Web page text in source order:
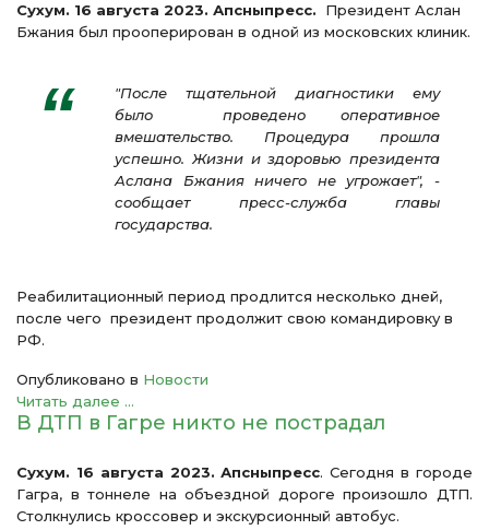
Сухум. 16 августа 2023. Апсныпресс. Президент Аслан
Бжания был прооперирован в одной из московских клиник.
"После тщательной диагностики ему
было проведено оперативное
вмешательство. Процедура прошла
успешно. Жизни и здоровью президента
Аслана Бжания ничего не угрожает", -
сообщает пресс-служба главы
государства.
Реабилитационный период продлится несколько дней,
после чего президент продолжит свою командировку в
РФ.
Опубликовано в Новости
Читать далее ...
В ДТП в Гагре никто не пострадал
Сухум. 16 августа 2023. Апсныпресс. Сегодня в городе
Гагра, в тоннеле на объездной дороге произошло ДТП.
Столкнулись кроссовер и экскурсионный автобус.